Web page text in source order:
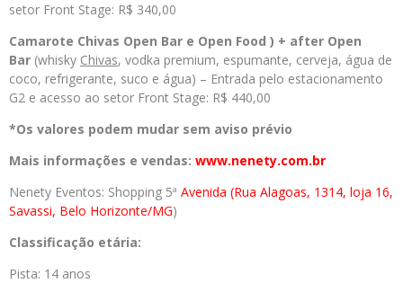
setor Front Stage: R$ 340,00
Camarote Chivas Open Bar e Open Food ) + after Open
Bar (whisky Chivas, vodka premium, espumante, cerveja, água de
coco, refrigerante, suco e água) – Entrada pelo estacionamento
G2 e acesso ao setor Front Stage: R$ 440,00
*Os valores podem mudar sem aviso prévio
Mais informações e vendas: www.nenety.com.br
Nenety Eventos: Shopping 5ª Avenida (Rua Alagoas, 1314, loja 16,
Savassi, Belo Horizonte/MG)
Classificação etária:
Pista: 14 anos